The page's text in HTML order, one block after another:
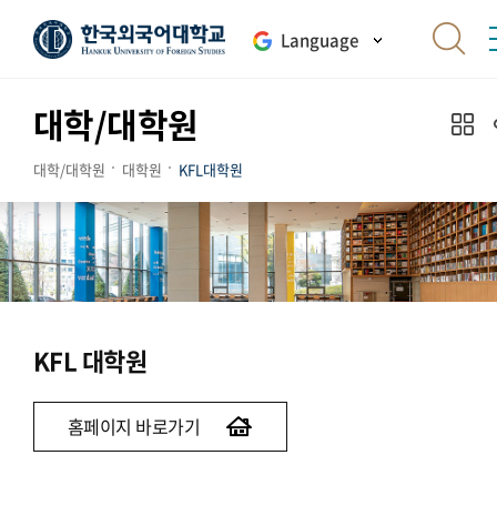
Language
대학/대학원
대학/대학원 대학원 KFL대학원
KFL 대학원
홈페이지 바로가기